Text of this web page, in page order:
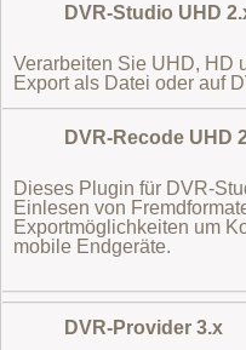
DVR-Studio UHD
Verarbeiten Sie UHD, HD
Export als Datei oder auf
DVR-Recode UHD
Dieses Plugin für DVR-
Einlesen von
Exportmöglichkeiten um
mobile Endgeräte.
DVR-Provider 3.x